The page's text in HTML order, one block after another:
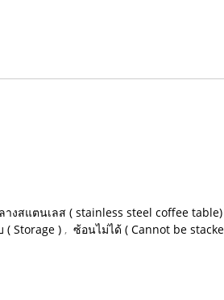
างสแตนเลส ( stainless steel coffee table)
( Storage ) , ซ้อนไม่ได้ ( Cannot be